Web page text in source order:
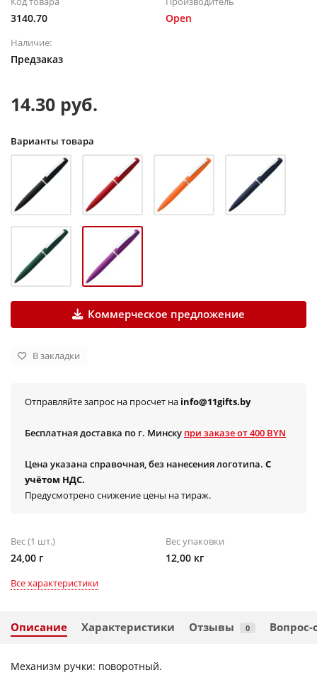
3140.70 Open
Наличие:
Предзаказ
14.30 руб.
Варианты товара
Коммерческое предложение
В закладки
Отправляйте запрос на просчет на info@11gifts.by
Бесплатная доставка по г. Минску при заказе от 400 BYN
Цена указана справочная, без нанесения логотипа. С
учётом НДС.
Предусмотрено снижение цены на тираж.
Вес (1 шт.)
24,00 г
Вес упаковки
12,00 кг
Все характеристики
Описание Характеристики Отзывы 0 Вопрос-
Механизм ручки: поворотный.